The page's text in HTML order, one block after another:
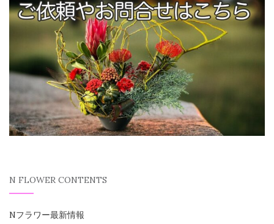
N FLOWER CONTENTS
Nフラワー最新情報